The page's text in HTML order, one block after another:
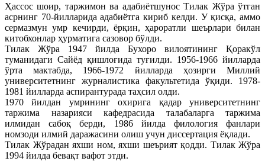
Ҳассос шоир, таржимон ва адабиётшунос Тилак Жўра ўтган
асрнинг 70-йилларида адабиётга кириб келди. У қисқа, аммо
сермазмун умр кечирди, ёрқин, ҳароратли шеърлари билан
китобхонлар ҳурматига сазовор бўлди.
Тилак Жўра 1947 йилда Бухоро вилоятининг Қоракўл
туманидаги Сайёд қишлоғида туғилди. 1956-1966 йилларда
ўрта мактабда, 1966-1972 йилларда ҳозирги Миллий
университетнинг журналистика факультетида ўқиди. 1978-
1981 йилларда аспирантурада таҳсил олди.
1970 йилдан умрининг охирига қадар университетнинг
таржима назарияси кафедрасида талабаларга таржима
илмидан сабоқ берди, 1986 йилда филология фанлари
номзоди илмий даражасини олиш учун диссертация ёқлади.
Тилак Жўрадан яхши ном, яхши шеърият қодди. Тилак Жўра
1994 йилда бевақт вафот этди.